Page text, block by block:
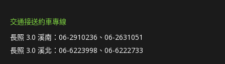
交通接送約車專線
長照 3.0 溪南：06-2910236、06-2631051
長照 3.0 溪北：06-6223998、06-6222733